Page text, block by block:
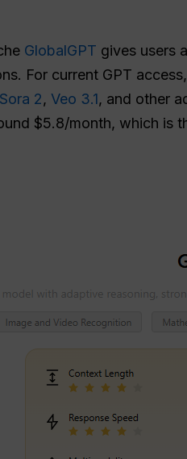
GlobalGPT gives users
For current GPT
Sora 2, Veo 3.1, and other
$5.8/month, which is